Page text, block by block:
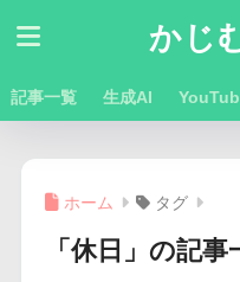
かじ
記事一覧 生成AI
ホーム タグ
「休日」の記事